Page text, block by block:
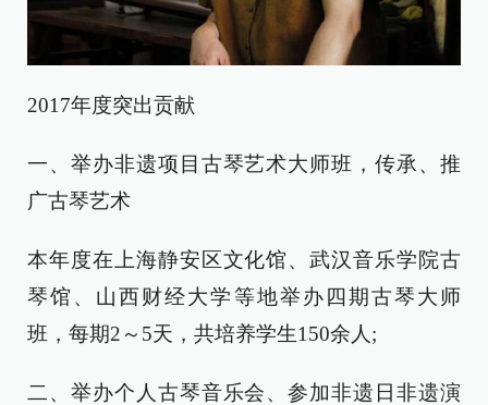
2017年度突出贡献
一、举办非遗项目古琴艺术大师班，传承、推
广古琴艺术
本年度在上海静安区文化馆、武汉音乐学院古
琴馆、山西财经大学等地举办四期古琴大师
班，每期2～5天，共培养学生150余人;
二、举办个人古琴音乐会、参加非遗日非遗演